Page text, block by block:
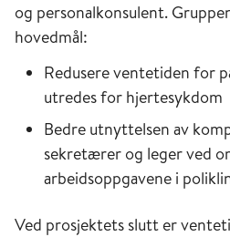
og personalkonsulent.
hovedmål:
Redusere ventetiden for
utredes for hjertesykdom
Bedre utnyttelsen av
sekretærer og leger ved
arbeidsoppgavene i
Ved prosjektets slutt er